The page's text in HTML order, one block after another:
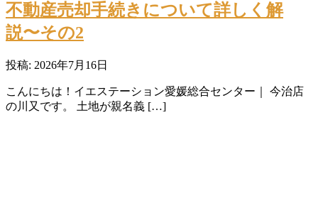
不動産売却手続きについて詳しく解
説〜その2
投稿: 2026年7月16日
こんにちは！イエステーション愛媛総合センター｜ 今治店
の川又です。 土地が親名義 […]